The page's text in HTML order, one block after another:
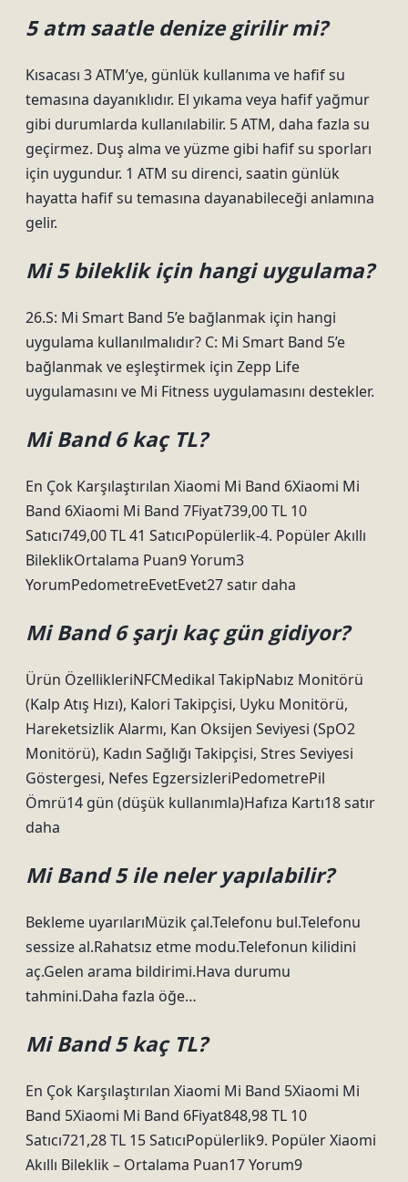
5 atm saatle denize girilir mi?
Kısacası 3 ATM’ye, günlük kullanıma ve hafif su
temasına dayanıklıdır. El yıkama veya hafif yağmur
gibi durumlarda kullanılabilir. 5 ATM, daha fazla su
geçirmez. Duş alma ve yüzme gibi hafif su sporları
için uygundur. 1 ATM su direnci, saatin günlük
hayatta hafif su temasına dayanabileceği anlamına
gelir.
Mi 5 bileklik için hangi uygulama?
26.S: Mi Smart Band 5’e bağlanmak için hangi
uygulama kullanılmalıdır? C: Mi Smart Band 5’e
bağlanmak ve eşleştirmek için Zepp Life
uygulamasını ve Mi Fitness uygulamasını destekler.
Mi Band 6 kaç TL?
En Çok Karşılaştırılan Xiaomi Mi Band 6Xiaomi Mi
Band 6Xiaomi Mi Band 7Fiyat739,00 TL 10
Satıcı749,00 TL 41 SatıcıPopülerlik-4. Popüler Akıllı
BileklikOrtalama Puan9 Yorum3
YorumPedometreEvetEvet27 satır daha
Mi Band 6 şarjı kaç gün gidiyor?
Ürün ÖzellikleriNFCMedikal TakipNabız Monitörü
(Kalp Atış Hızı), Kalori Takipçisi, Uyku Monitörü,
Hareketsizlik Alarmı, Kan Oksijen Seviyesi (SpO2
Monitörü), Kadın Sağlığı Takipçisi, Stres Seviyesi
Göstergesi, Nefes EgzersizleriPedometrePil
Ömrü14 gün (düşük kullanımla)Hafıza Kartı18 satır
daha
Mi Band 5 ile neler yapılabilir?
Bekleme uyarılarıMüzik çal.Telefonu bul.Telefonu
sessize al.Rahatsız etme modu.Telefonun kilidini
aç.Gelen arama bildirimi.Hava durumu
tahmini.Daha fazla öğe…
Mi Band 5 kaç TL?
En Çok Karşılaştırılan Xiaomi Mi Band 5Xiaomi Mi
Band 5Xiaomi Mi Band 6Fiyat848,98 TL 10
Satıcı721,28 TL 15 SatıcıPopülerlik9. Popüler Xiaomi
Akıllı Bileklik – Ortalama Puan17 Yorum9